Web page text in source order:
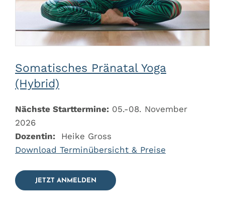
Somatisches Pränatal Yoga
(Hybrid)
Nächste Starttermine: 05.-08. November
2026
Dozentin: Heike Gross
Download Terminübersicht & Preise
JETZT ANMELDEN